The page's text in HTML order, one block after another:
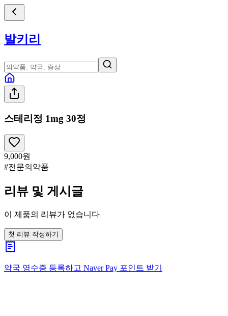
발키리
스테리정 1mg 30정
9,000원
#전문의약품
리뷰 및 게시글
이 제품의 리뷰가 없습니다
첫 리뷰 작성하기
약국 영수증 등록하고 Naver Pay 포인트 받기